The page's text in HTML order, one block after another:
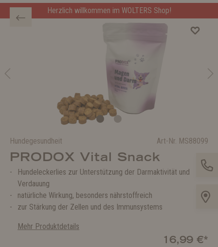
Herzlich willkommen im WOLTERS Shop!
Hundegesundheit Art-Nr. MS88099
PRODOX Vital Snack
Hundeleckerlies zur Unterstützung der Darmaktivität und
Verdauung
natürliche Wirkung, besonders nährstoffreich
zur Stärkung der Zellen und des Immunsystems
Mehr Produktdetails
16,99 €*